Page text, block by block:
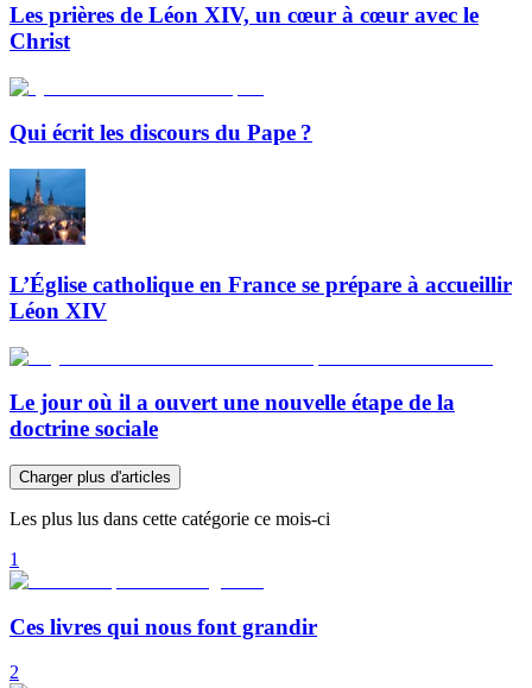
Les prières de Léon XIV, un cœur à cœur avec le
Christ
Qui écrit les discours du Pape ?
L’Église catholique en France se prépare à accueillir
Léon XIV
Le jour où il a ouvert une nouvelle étape de la
doctrine sociale
Charger plus d'articles
Les plus lus dans cette catégorie ce mois-ci
1
Ces livres qui nous font grandir
2